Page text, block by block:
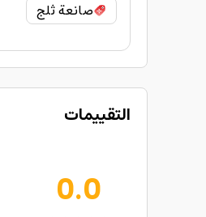
صانعة ثلج
التقييمات
0.0